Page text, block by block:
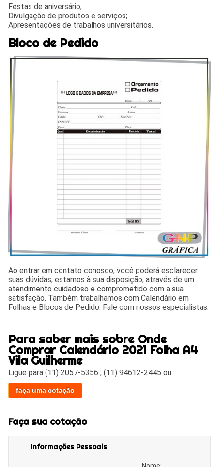
Festas de aniversário;
Divulgação de produtos e serviços;
Apresentações de trabalhos universitários.
Bloco de Pedido
Ao entrar em contato conosco, você poderá esclarecer
suas dúvidas, estamos à sua disposição, através de um
atendimento cuidadoso e comprometido com a sua
satisfação. Também trabalhamos com Calendário em
Folhas e Blocos de Pedido. Fale com nossos especialistas.
Para saber mais sobre Onde
Comprar Calendário 2021 Folha A4
Vila Guilherme
Ligue para(11) 2057-5356 ,(11) 94612-2445 ou
faça uma cotação
Faça sua cotação
Informações Pessoais